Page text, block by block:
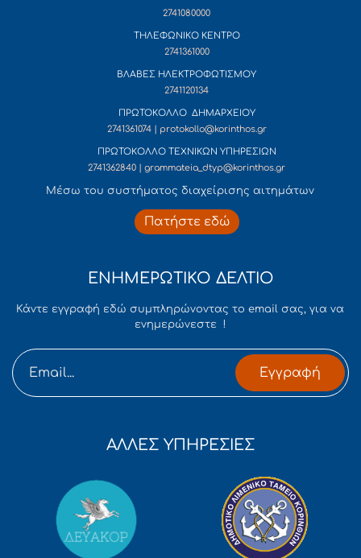
2741080000
ΤΗΛΕΦΩΝΙΚΟ ΚΕΝΤΡΟ
2741361000
ΒΛΑΒΕΣ ΗΛΕΚΤΡΟΦΩΤΙΣΜΟΥ
2741120134
ΠΡΩΤΟΚΟΛΛΟ ΔΗΜΑΡΧΕΙΟΥ
2741361074 | protokollo@korinthos.gr
ΠΡΩΤΟΚΟΛΛΟ ΤΕΧΝΙΚΩΝ ΥΠΗΡΕΣΙΩΝ
2741362840 | grammateia_dtyp@korinthos.gr
Mέσω του συστήματος διαχείρισης αιτημάτων
Πατήστε εδώ
ΕΝΗΜΕΡΩΤΙΚΟ ΔΕΛΤΙΟ
Κάντε εγγραφή εδώ συμπληρώνοντας το email σας, για να
ενημερώνεστε !
Εγγραφή
ΑΛΛΕΣ ΥΠΗΡΕΣΙΕΣ